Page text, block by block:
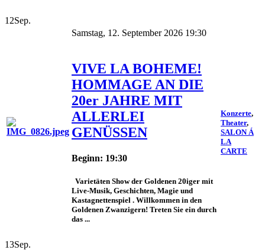
12Sep.
Samstag, 12. September 2026 19:30
VIVE LA BOHEME!
HOMMAGE AN DIE
20er JAHRE MIT
ALLERLEI
GENÜSSEN
Beginn: 19:30
Varietäten Show der Goldenen 20iger mit
Live-Musik, Geschichten, Magie und
Kastagnettenspiel . Willkommen in den
Goldenen Zwanzigern! Treten Sie ein durch
das ...
Konzerte,
Theater,
SALON Á
LA
CARTE
13Sep.